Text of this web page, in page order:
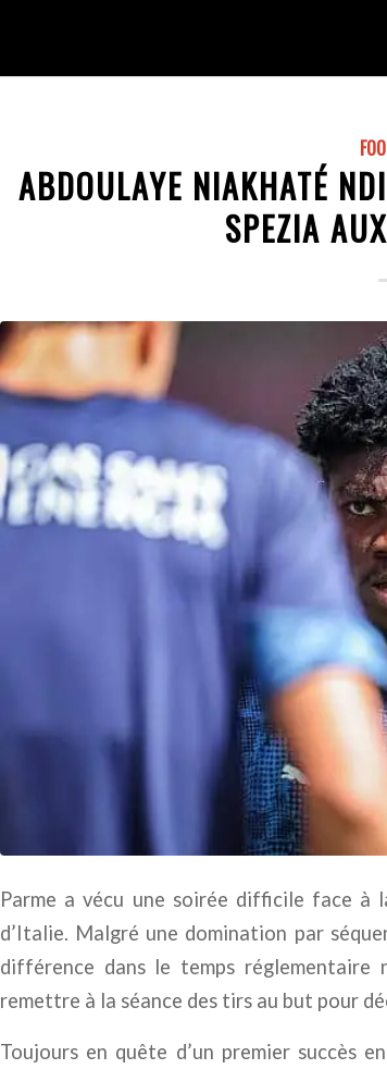
ABDOULAYE NIAKHATÉ
SPEZIA
Parme a vécu une soirée difficile face à
d’Italie. Malgré une domination par
différence dans le temps réglementaire
remettre à la séance des tirs au but pour
Toujours en quête d’un premier succès